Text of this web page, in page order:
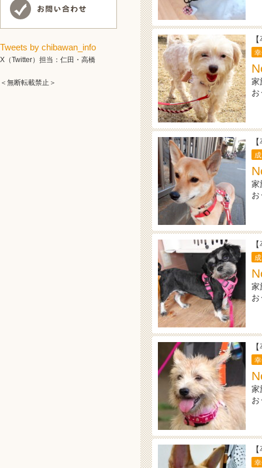
家
お
家
お
家
お
家
お
Tweets by chibawan_info
X（Twitter）担当：仁田・高橋
＜無断転載禁止＞